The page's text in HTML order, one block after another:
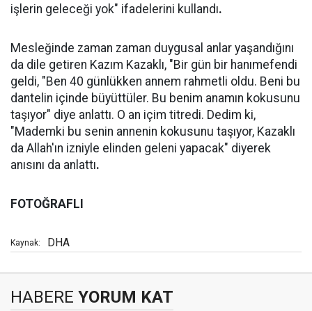
işlerin geleceği yok" ifadelerini kullandı.
Mesleğinde zaman zaman duygusal anlar yaşandığını
da dile getiren Kazım Kazaklı, "Bir gün bir hanımefendi
geldi, "Ben 40 günlükken annem rahmetli oldu. Beni bu
dantelin içinde büyüttüler. Bu benim anamın kokusunu
taşıyor" diye anlattı. O an içim titredi. Dedim ki,
"Mademki bu senin annenin kokusunu taşıyor, Kazaklı
da Allah'ın izniyle elinden geleni yapacak" diyerek
anısını da anlattı.
FOTOĞRAFLI
Kaynak: DHA
HABERE YORUM KAT